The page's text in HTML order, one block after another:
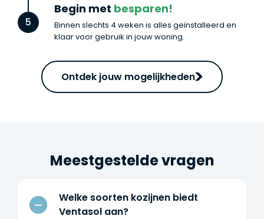
Begin met besparen!
Binnen slechts 4 weken is alles geïnstalleerd en
klaar voor gebruik in jouw woning.
5
Ontdek jouw mogelijkheden
Meestgestelde vragen
Welke soorten kozijnen biedt
Ventasol aan?